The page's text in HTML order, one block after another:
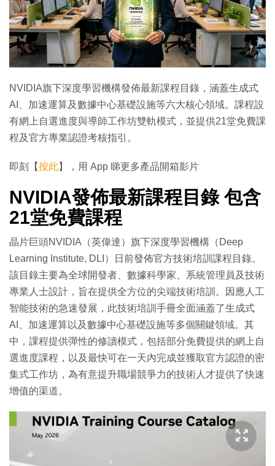
NVIDIA旗下深度學習機構發佈最新課程目錄，涵蓋生成式
AI、加速運算及數據中心基礎設施等六大核心領域。課程設
有網上自選進度與導師工作坊雙軌模式，並提供21堂免費課
程及官方專業認證考核指引。
即刻【按此】，用 App 睇更多產品開箱影片
NVIDIA發佈最新課程目錄 包含
21堂免費課程
晶片巨頭NVIDIA（英偉達）旗下深度學習機構（Deep
Learning Institute, DLI）日前發佈官方技術培訓課程目錄。
該目錄主要為全球開發者、數據科學家、系統管理員及技術
專業人士設計，旨在提供全方位的尖端技術培訓。因應人工
智能技術的急速發展，此技術培訓手冊全面涵蓋了生成式
AI、加速運算以及數據中心基礎設施等多個關鍵領域。其
中，課程提供彈性的修讀模式，包括部分免費提供的網上自
選進度課程，以及最快可在一天內完成並獲取官方認證的密
集式工作坊，為有意提升職場競爭力的技術人才提供了快速
增值的渠道。